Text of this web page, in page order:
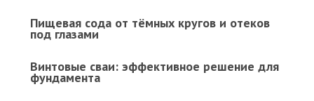
Пищевая сода от тёмных кругов и отеков
под глазами
Винтовые сваи: эффективное решение для
фундамента